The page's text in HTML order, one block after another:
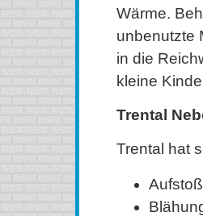
Wärme.
unbenutzte
in die
kleine
Trental
Trental hat